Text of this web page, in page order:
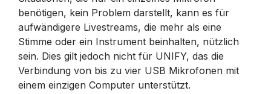
benötigen, kein Problem darstellt, kann es für
aufwändigere Livestreams, die mehr als eine
Stimme oder ein Instrument beinhalten, nützlich
sein. Dies gilt jedoch nicht für UNIFY, das die
Verbindung von bis zu vier USB Mikrofonen mit
einem einzigen Computer unterstützt.